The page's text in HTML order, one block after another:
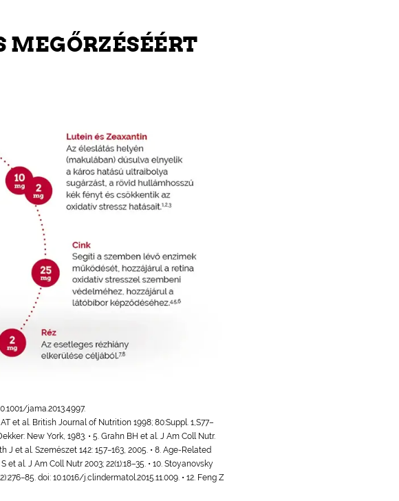
MEGŐRZÉSÉÉRT
jama.2013.4997.
AT et al. British Journal of Nutrition 1998; 80:Suppl. 1,S77–
New York, 1983. • 5. Grahn BH et al. J Am Coll Nutr.
J et al. Szemészet 142: 157−163, 2005. • 8. Age-Related
al. J Am Coll Nutr 2003; 22(1):18–35. • 10. Stoyanovsky
doi: 10.1016/j.clindermatol.2015.11.009. • 12. Feng Z